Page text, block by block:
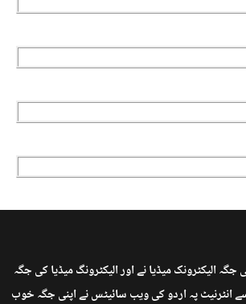
الیکٹرونک میڈیا نے اور الیکٹرونگ میڈیا کی جگہ
انٹرنیٹ پہ اردو کی ویب سائیٹس نے اپنی جگہ خوب